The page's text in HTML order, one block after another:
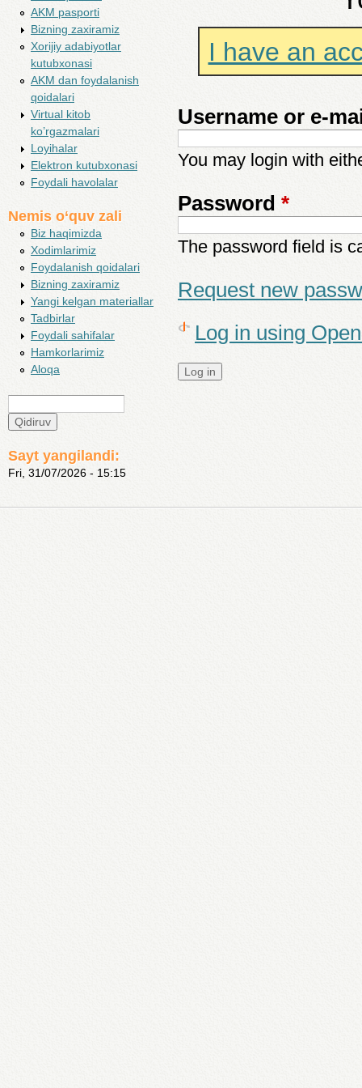
I have an
Username or e-
You may login with
Password *
The password field is
Request new
Log in using
AKM pasporti
Bizning zaxiramiz
Xorijiy adabiyotlar
kutubxonasi
AKM dan foydalanish
qoidalari
Virtual kitob
ko’rgazmalari
Loyihalar
Elektron kutubxonasi
Foydali havolalar
Nemis o‘quv zali
Biz haqimizda
Xodimlarimiz
Foydalanish qoidalari
Bizning zaxiramiz
Yangi kelgan materiallar
Tadbirlar
Foydali sahifalar
Hamkorlarimiz
Aloqa
Search form
Sayt yangilandi:
Fri, 31/07/2026 - 15:15